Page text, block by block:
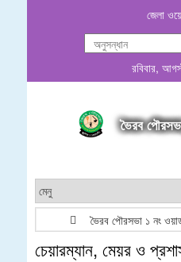
জেলা
রবিবার,
ভৈরব
ভৈরব পৌরসভা ১ নং ওয়ার্ড
চেয়ারম্যান, মেয়র ও